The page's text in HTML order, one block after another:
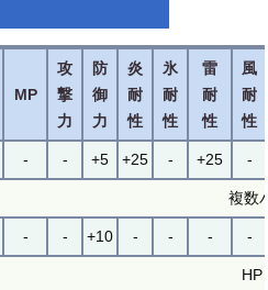
MP
攻
撃
力
防
御
力
炎
耐
性
氷
耐
性
雷
耐
性
風
耐
性
- - +5 +25 - +25 -
複数
- - +10 - - - -
HP